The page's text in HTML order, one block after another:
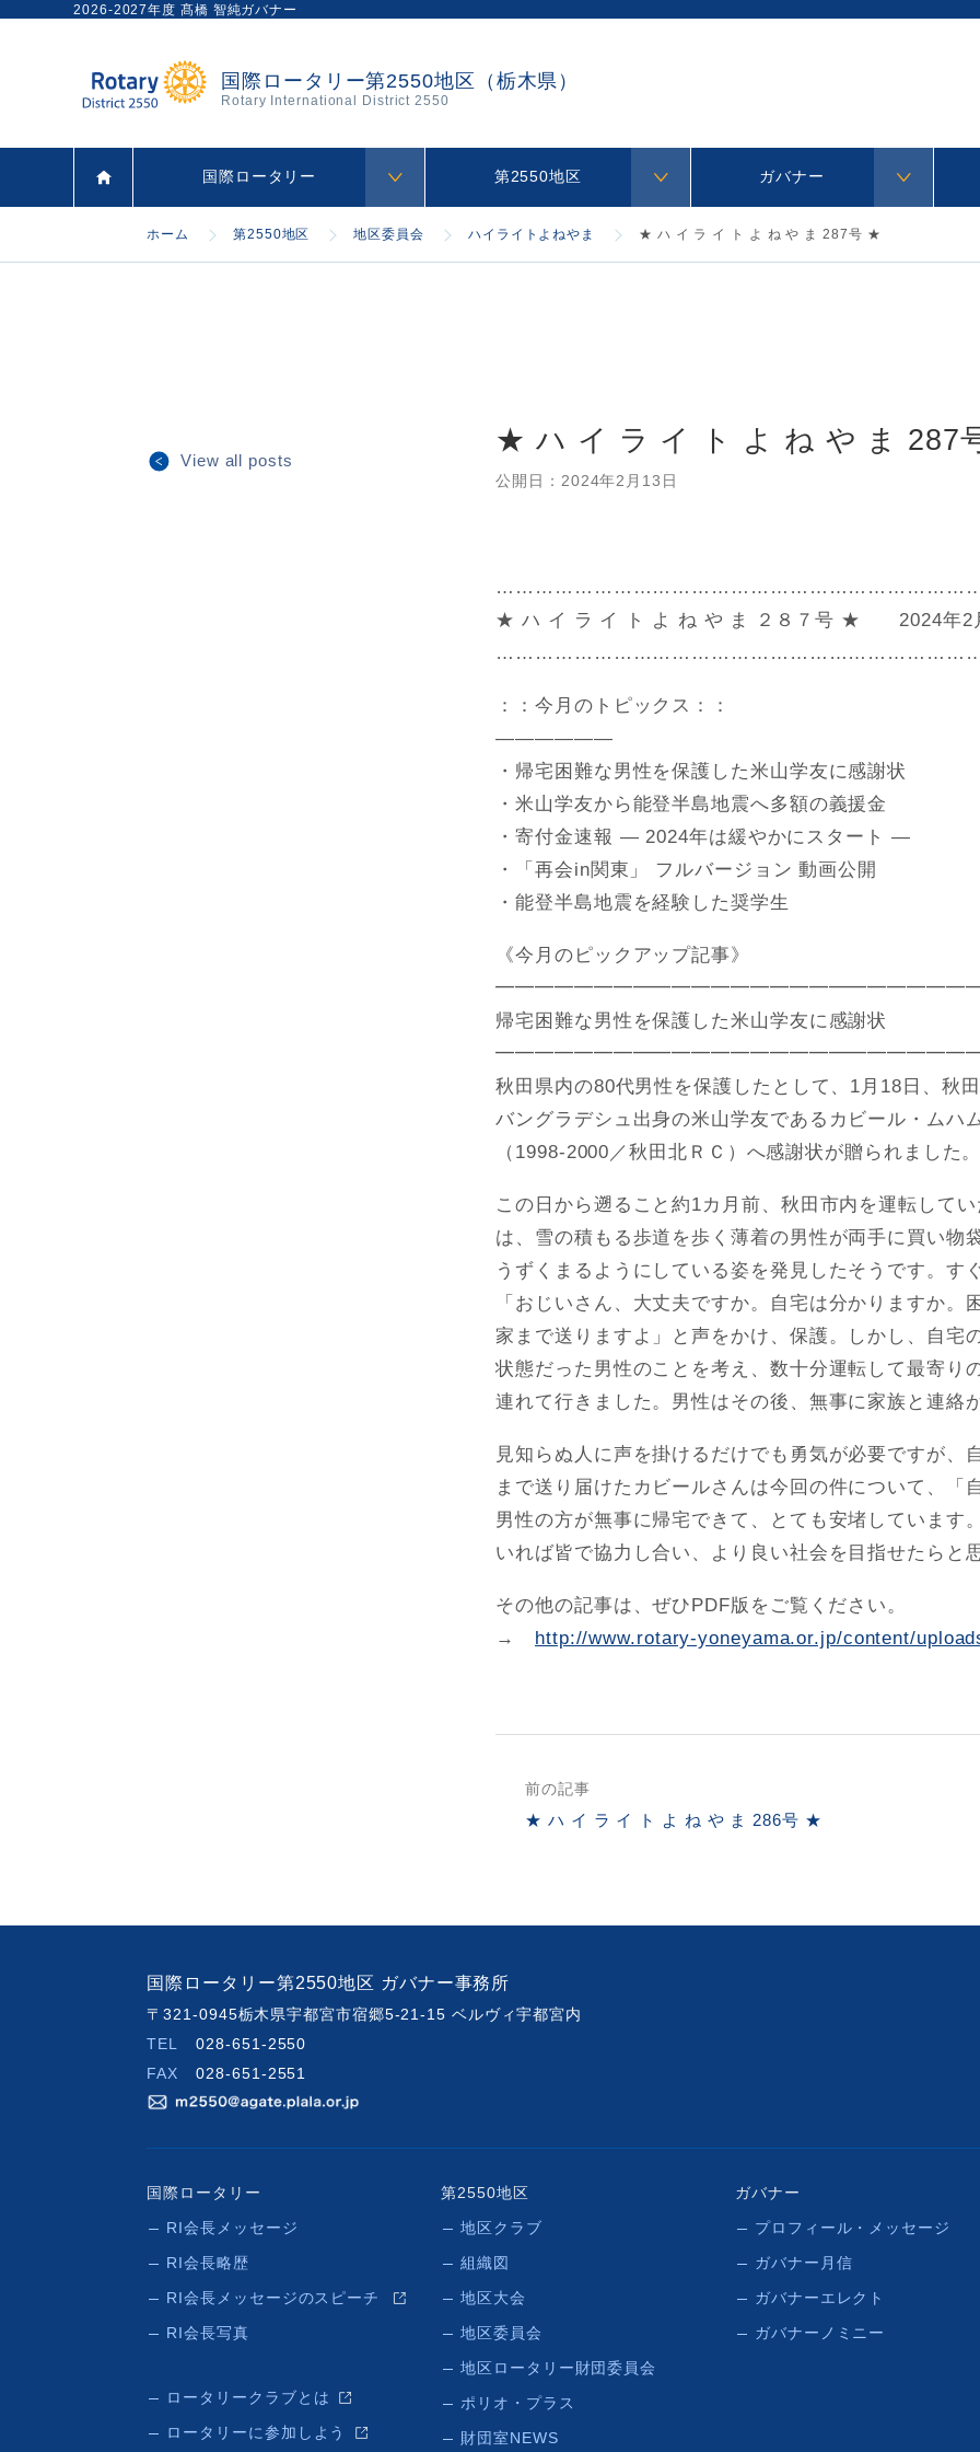
国際ロータリー第2550地区（栃木県）
Rotary International District 2550
2026-2027年度 髙橋 智純ガバナー
国際ロータリー 第2550地区 ガバナー
ホーム 第2550地区 地区委員会 ハイライトよねやま ★ ハ イ ラ イ ト よ ね や ま 287号 ★
★ ハ イ ラ イ ト よ ね や ま 287
公開日： 2024年2月13日
★ ハ イ ラ イ ト よ ね や ま ２８７号 ★ 2024年2
：：今月のトピックス：：
——————
・帰宅困難な男性を保護した米山学友に感謝状
・米山学友から能登半島地震へ多額の義援金
・寄付金速報 ― 2024年は緩やかにスタート ―
・「再会in関東」 フルバージョン 動画公開
・能登半島地震を経験した奨学生
《今月のピックアップ記事》
帰宅困難な男性を保護した米山学友に感謝状
秋田県内の80代男性を保護したとして、1月18日、秋
バングラデシュ出身の米山学友であるカビール・ムハ
（1998-2000／秋田北ＲＣ）へ感謝状が贈られました。
この日から遡ること約1カ月前、秋田市内を運転して
は、雪の積もる歩道を歩く薄着の男性が両手に買い物
うずくまるようにしている姿を発見したそうです。す
「おじいさん、大丈夫ですか。自宅は分かりますか。
家まで送りますよ」と声をかけ、保護。しかし、自宅
状態だった男性のことを考え、数十分運転して最寄り
連れて行きました。男性はその後、無事に家族と連絡
見知らぬ人に声を掛けるだけでも勇気が必要ですが、
まで送り届けたカビールさんは今回の件について、「
男性の方が無事に帰宅できて、とても安堵しています
いれば皆で協力し合い、より良い社会を目指せたらと
その他の記事は、ぜひPDF版をご覧ください。
→ http://www.rotary-yoneyama.or.jp/content/
前の記事
★ ハ イ ラ イ ト よ ね や ま 286号 ★
View all posts
国際ロータリー第2550地区 ガバナー事務所
〒321-0945栃木県宇都宮市宿郷5-21-15 ベルヴィ宇都宮内
TEL
028-651-2550
FAX
028-651-2551
国際ロータリー
RI会長メッセージ
RI会長略歴
RI会長メッセージのスピーチ
RI会長写真
ロータリークラブとは
ロータリーに参加しよう
第2550地区
地区クラブ
組織図
地区大会
地区委員会
地区ロータリー財団委員会
ポリオ・プラス
財団室NEWS
ガバナー
プロフィール・メッセージ
ガバナー月信
ガバナーエレクト
ガバナーノミニー